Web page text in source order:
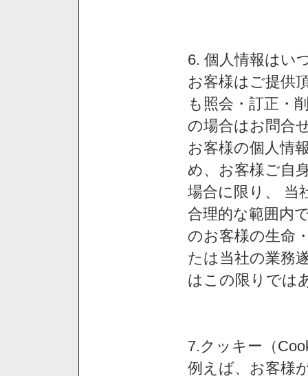
6. 個人情報はい
お客様はご提供
も照会・訂正・
の場合はお問合
お客様の個人情
め、お客様ご自
場合に限り、 当
合理的な範囲内
のお客様の生命
たは当社の業務
はこの限りでは
7.クッキー（
例えば、お客様